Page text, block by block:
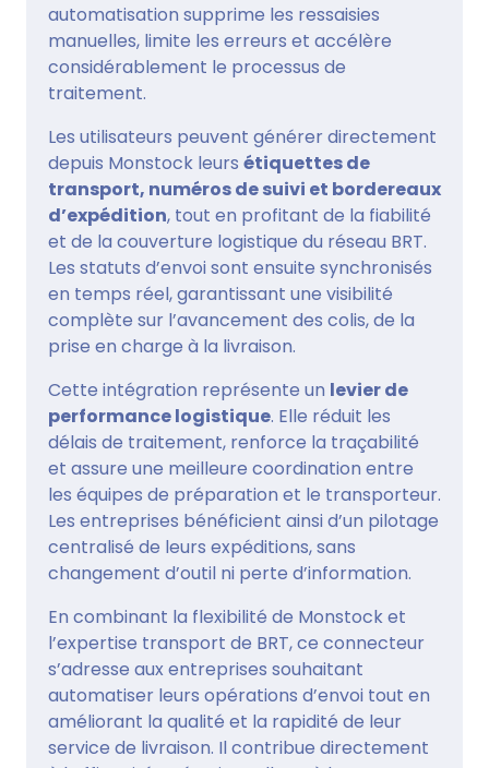
automatisation supprime les ressaisies
manuelles, limite les erreurs et accélère
considérablement le processus de
traitement.
Les utilisateurs peuvent générer directement
depuis Monstock leurs étiquettes de
transport, numéros de suivi et bordereaux
d’expédition, tout en profitant de la fiabilité
et de la couverture logistique du réseau BRT.
Les statuts d’envoi sont ensuite synchronisés
en temps réel, garantissant une visibilité
complète sur l’avancement des colis, de la
prise en charge à la livraison.
Cette intégration représente un levier de
performance logistique. Elle réduit les
délais de traitement, renforce la traçabilité
et assure une meilleure coordination entre
les équipes de préparation et le transporteur.
Les entreprises bénéficient ainsi d’un pilotage
centralisé de leurs expéditions, sans
changement d’outil ni perte d’information.
En combinant la flexibilité de Monstock et
l’expertise transport de BRT, ce connecteur
s’adresse aux entreprises souhaitant
automatiser leurs opérations d’envoi tout en
améliorant la qualité et la rapidité de leur
service de livraison. Il contribue directement